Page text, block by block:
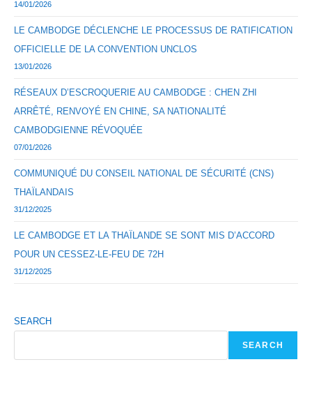
14/01/2026
LE CAMBODGE DÉCLENCHE LE PROCESSUS DE RATIFICATION
OFFICIELLE DE LA CONVENTION UNCLOS
13/01/2026
RÉSEAUX D’ESCROQUERIE AU CAMBODGE : CHEN ZHI
ARRÊTÉ, RENVOYÉ EN CHINE, SA NATIONALITÉ
CAMBODGIENNE RÉVOQUÉE
07/01/2026
COMMUNIQUÉ DU CONSEIL NATIONAL DE SÉCURITÉ (CNS)
THAÏLANDAIS
31/12/2025
LE CAMBODGE ET LA THAÏLANDE SE SONT MIS D’ACCORD
POUR UN CESSEZ-LE-FEU DE 72H
31/12/2025
SEARCH
SEARCH